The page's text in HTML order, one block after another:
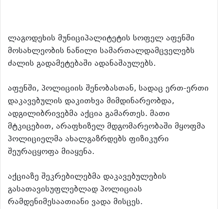
ლაგოდეხის მუნიციპალიტეტის სოფელ აფენში
მოსახლეობის ნაწილი სამართალდამცველებს
ძალის გადამეტებაში ადანაშაულებს.
აფენში, პოლიციის შენობასთან, სადაც ერთ-ერთი
დაკავებულის დაკითხვა მიმდინარეობდა,
ადგილიბრივებმა აქცია გამართეს. მათი
მტკიცებით, არაფხიზელ მდგომარეობაში მყოფმა
პოლიციელმა ახალგაზრდებს ფიზიკური
შეურაცყოფა მიაყენა.
აქციაზე შეკრებილებმა დაკავებულების
გასათავისუფლებლად პოლიციას
რამდენიმესაათიანი ვადა მისცეს.